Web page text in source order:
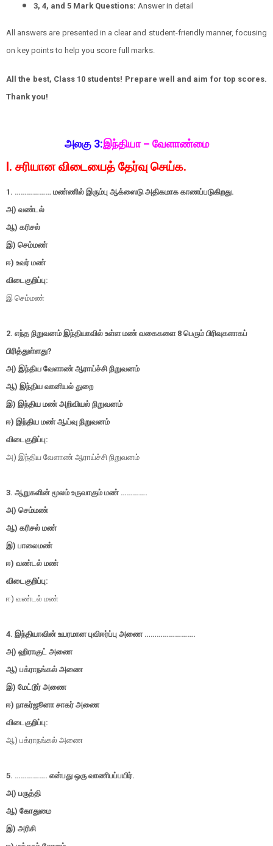
3, 4, and 5 Mark Questions: Answer in detail
All answers are presented in a clear and student-friendly manner, focusing
on key points to help you score full marks.
All the best, Class 10 students! Prepare well and aim for top scores.
Thank you!
அலகு 3:இந்தியா – வேளாண்மை
I. சரியான விடையைத் தேர்வு செய்க.
1. ……………… மண்ணில் இரும்பு ஆக்ஸைடு அதிகமாக காணப்படுகிறது.
அ) வண்டல்
ஆ) கரிசல்
இ) செம்மண்
ஈ) உவர் மண்
விடைகுறிப்பு:
இ செம்மண்
2. எந்த நிறுவனம் இந்தியாவில் உள்ள மண் வகைகளை 8 பெரும் பிரிவுகளாகப்
பிரித்துள்ளது?
அ) இந்திய வேளாண் ஆராய்ச்சி நிறுவனம்
ஆ) இந்திய வானியல் துறை
இ) இந்திய மண் அறிவியல் நிறுவனம்
ஈ) இந்திய மண் ஆய்வு நிறுவனம்
விடைகுறிப்பு:
அ) இந்திய வேளாண் ஆராய்ச்சி நிறுவனம்
3. ஆறுகளின் மூலம் உருவாகும் மண் ………….
அ) செம்மண்
ஆ) கரிசல் மண்
இ) பாலைமண்
ஈ) வண்டல் மண்
விடைகுறிப்பு:
ஈ) வண்டல் மண்
4. இந்தியாவின் உயரமான புவிஈர்ப்பு அணை …………………….
அ) ஹிராகுட் அணை
ஆ) பக்ராநங்கல் அணை
இ) மேட்டூர் அணை
ஈ) நாகர்ஜூனா சாகர் அணை
விடைகுறிப்பு:
ஆ) பக்ராநங்கல் அணை
5. ……………. என்பது ஒரு வாணிபப்பயிர்.
அ) பருத்தி
ஆ) கோதுமை
இ) அரிசி